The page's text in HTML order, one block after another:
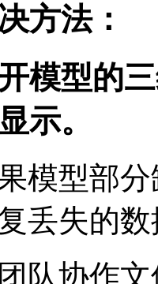
方法：
模型的
示。
模型部
丢失的数
队协作